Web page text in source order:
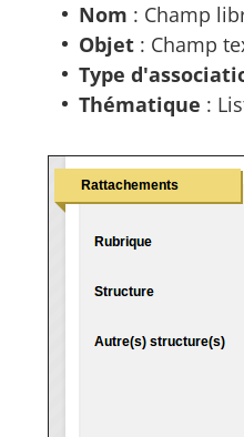
Nom : Champ
Objet: Champ
Type
Thématique :